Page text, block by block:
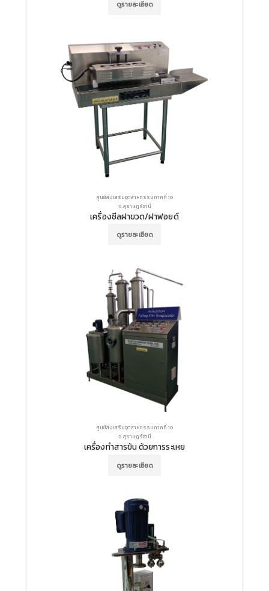
ดูรายละเอียด
ศูนย์ส่งเสริมอุตสาหกรรมภาคที่ 10
จ.สุราษฎร์ธานี
เครื่องซีลฝาขวด/ฝาฟอยด์
ดูรายละเอียด
ศูนย์ส่งเสริมอุตสาหกรรมภาคที่ 10
จ.สุราษฎร์ธานี
เครื่องทําสารข้น ด้วยการระเหย
ดูรายละเอียด